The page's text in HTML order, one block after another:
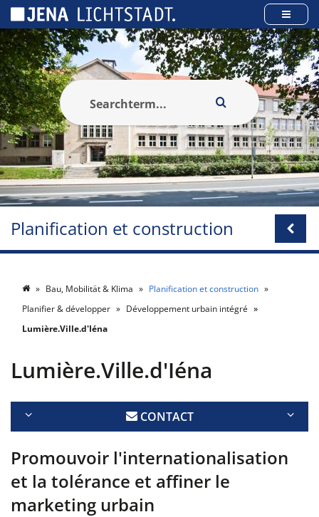
Planification et construction
Bau, Mobilität & Klima
Planification et construction
Planifier & développer
Développement urbain intégré
Lumière.Ville.d'Iéna
Lumière.Ville.d'Iéna
CONTACT
Promouvoir l'internationalisation
et la tolérance et affiner le
marketing urbain
Panneau de gestion des cookies